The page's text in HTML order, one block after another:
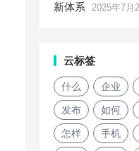
新体系
2025年7月
云标签
什么 企业
发布 如何
怎样 手机